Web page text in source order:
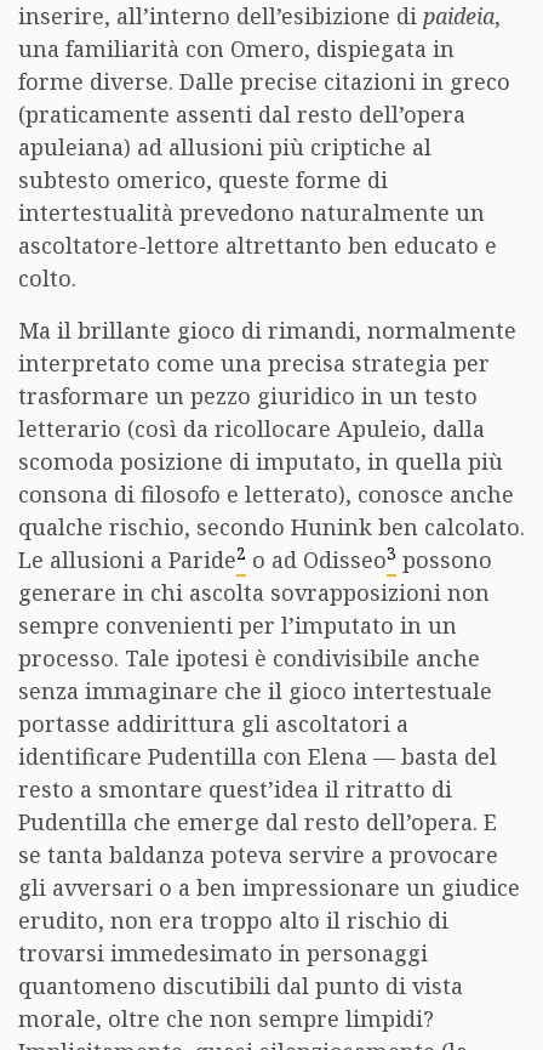
inserire, all’interno dell’esibizione di paideia,
una familiarità con Omero, dispiegata in
forme diverse. Dalle precise citazioni in greco
(praticamente assenti dal resto dell’opera
apuleiana) ad allusioni più criptiche al
subtesto omerico, queste forme di
intertestualità prevedono naturalmente un
ascoltatore-lettore altrettanto ben educato e
colto.
Ma il brillante gioco di rimandi, normalmente
interpretato come una precisa strategia per
trasformare un pezzo giuridico in un testo
letterario (così da ricollocare Apuleio, dalla
scomoda posizione di imputato, in quella più
consona di filosofo e letterato), conosce anche
qualche rischio, secondo Hunink ben calcolato.
Le allusioni a Paride2 o ad Odisseo3 possono
generare in chi ascolta sovrapposizioni non
sempre convenienti per l’imputato in un
processo. Tale ipotesi è condivisibile anche
senza immaginare che il gioco intertestuale
portasse addirittura gli ascoltatori a
identificare Pudentilla con Elena — basta del
resto a smontare quest’idea il ritratto di
Pudentilla che emerge dal resto dell’opera. E
se tanta baldanza poteva servire a provocare
gli avversari o a ben impressionare un giudice
erudito, non era troppo alto il rischio di
trovarsi immedesimato in personaggi
quantomeno discutibili dal punto di vista
morale, oltre che non sempre limpidi?